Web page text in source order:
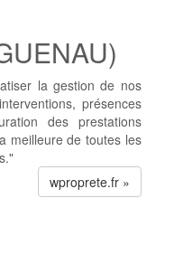
la gestion de nos
présences
des prestations
meilleure de toutes les
wproprete.fr »